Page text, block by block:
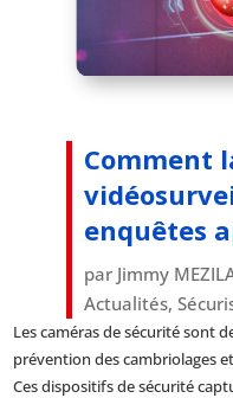
Comment
enquêtes
par Jimmy
Actualités,
Les caméras de sécurité sont
prévention des cambriolages
Ces dispositifs de sécurité